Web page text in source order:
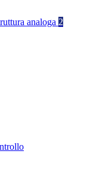
analoga 2